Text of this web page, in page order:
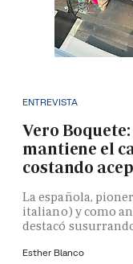
ENTREVISTA
Vero
mantiene el
costando
La española,
italiano) y como
destacó
Esther Blanco